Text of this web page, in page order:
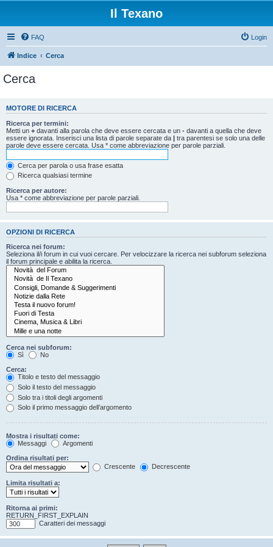
Il Texano
FAQ Login
Indice Cerca
Cerca
MOTORE DI RICERCA
Ricerca per termini:
Metti un + davanti alla parola che deve essere cercata e un - davanti a quella che deve
essere ignorata. Inserisci una lista di parole separate da | tra parentesi se solo una delle
parole deve essere cercata. Usa * come abbreviazione per parole parziali.
Cerca per parola o usa frase esatta
Ricerca qualsiasi termine
Ricerca per autore:
Usa * come abbreviazione per parole parziali.
OPZIONI DI RICERCA
Ricerca nei forum:
Seleziona il/i forum in cui vuoi cercare. Per velocizzare la ricerca nei subforum seleziona
il forum principale e abilita la ricerca.
Cerca nei subforum:
Sì
No
Cerca:
Titolo e testo del messaggio
Solo il testo del messaggio
Solo tra i titoli degli argomenti
Solo il primo messaggio dell’argomento
Mostra i risultati come:
Messaggi
Argomenti
Ordina risultati per:
Crescente
Decrescente
Limita risultati a:
Ritorna ai primi:
RETURN_FIRST_EXPLAIN
Caratteri dei messaggi